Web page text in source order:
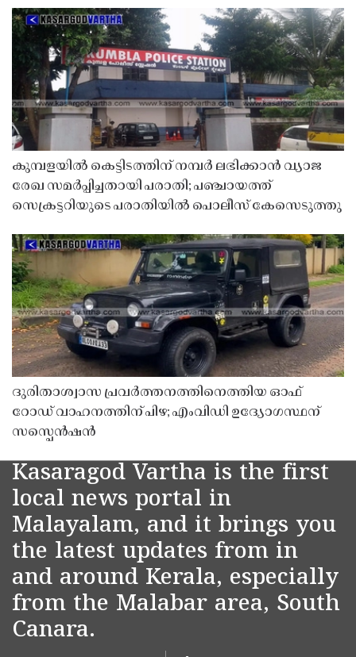
കുമ്പളയിൽ കെട്ടിടത്തിന് നമ്പർ ലഭിക്കാൻ വ്യാജ
രേഖ സമർപ്പിച്ചതായി പരാതി; പഞ്ചായത്ത്
സെക്രട്ടറിയുടെ പരാതിയിൽ പൊലീസ് കേസെടുത്തു
ദുരിതാശ്വാസ പ്രവർത്തനത്തിനെത്തിയ ഓഫ്
റോഡ് വാഹനത്തിന് പിഴ; എംവിഡി ഉദ്യോഗസ്ഥന്
സസ്പെൻഷൻ
Kasaragod Vartha is the first
local news portal in
Malayalam, and it brings you
the latest updates from in
and around Kerala, especially
from the Malabar area, South
Canara.